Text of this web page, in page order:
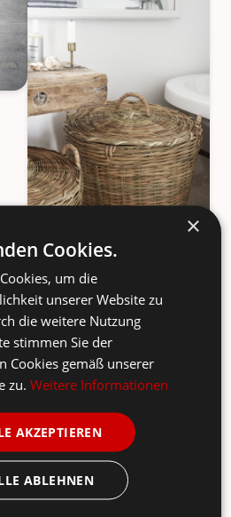
Farbe Empfehlung
×
Cookies.
um die
unserer Website zu
die weitere Nutzung
stimmen Sie der
Cookies gemäß unserer
zu. Weitere Informationen
AKZEPTIEREN
ABLEHNEN